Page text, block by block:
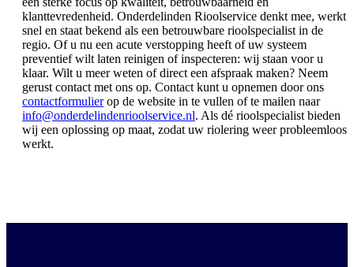
klanttevredenheid. Onderdelinden Rioolservice denkt mee, werkt
snel en staat bekend als een betrouwbare rioolspecialist in de
regio. Of u nu een acute verstopping heeft of uw systeem
preventief wilt laten reinigen of inspecteren: wij staan voor u
klaar. Wilt u meer weten of direct een afspraak maken? Neem
gerust contact met ons op. Contact kunt u opnemen door ons
contactformulierop de website in te vullen of te mailen naar
info@onderdelindenrioolservice.nl. Als dé rioolspecialist bieden
wij een oplossing op maat, zodat uw riolering weer probleemloos
werkt.